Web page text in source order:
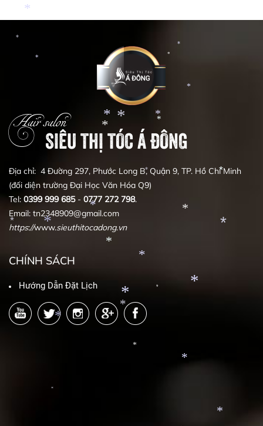
*
**
*
*
*
*
*
Hair salon
SIÊU THỊ TÓC Á ĐÔNG
Địa chỉ: 4 Đường 297, Phước Long B, Quận 9, TP. Hồ Chí Minh
(đối diện trường Đại Học Văn Hóa Q9)
Tel: 0399 999 685- 0777 272 798.
Email: tn2348909@gmail.com
https://www.sieuthitocadong.vn
CHÍNH SÁCH
Hướng Dẫn Đặt Lịch